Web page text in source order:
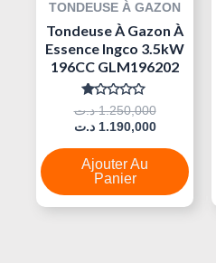
TONDEUSE À GAZON
Tondeuse À Gazon À
Essence Ingco 3.5kW
196CC GLM196202
Note
0
Sur
1.250,000 د.ت
1.190,000 د.ت
Ajouter Au
Panier